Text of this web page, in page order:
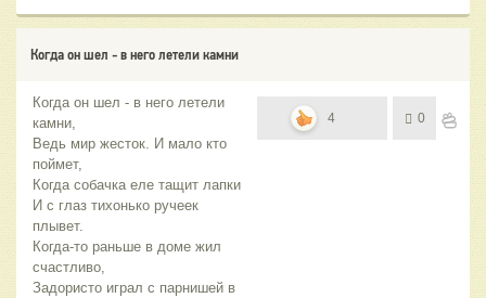
Когда он шел - в него летели камни
Когда он шел - в него летели
камни,
Ведь мир жесток. И мало кто
поймет,
Когда собачка еле тащит лапки
И с глаз тихонько ручеек
плывет.
Когда-то раньше в доме жил
счастливо,
Задористо играл с парнишей в
4 0